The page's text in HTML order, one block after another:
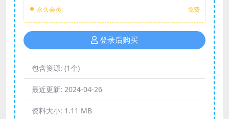
永久会员:
免费
登录后购买
包含资源: (1个)
最近更新: 2024-04-26
资料大小: 1.11 MB